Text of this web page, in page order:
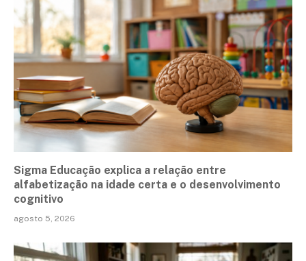
Sigma Educação explica a relação entre
alfabetização na idade certa e o desenvolvimento
cognitivo
agosto 5, 2026